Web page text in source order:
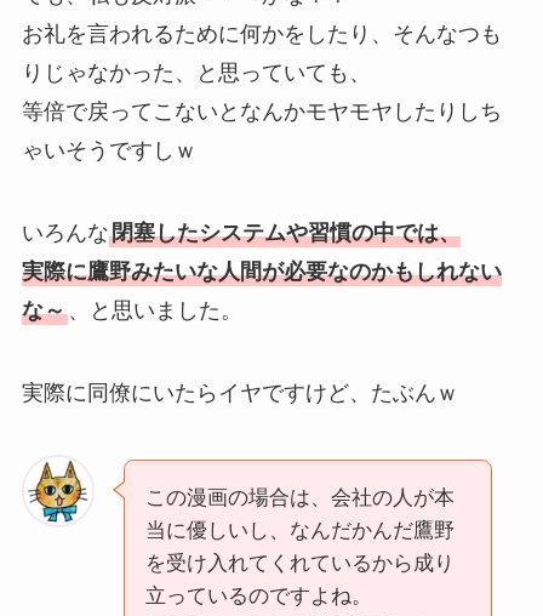
お礼を言われるために何かをしたり、そんなつも
りじゃなかった、と思っていても、
等倍で戻ってこないとなんかモヤモヤしたりしち
ゃいそうですしｗ
いろんな閉塞したシステムや習慣の中では、
実際に鷹野みたいな人間が必要なのかもしれない
な～、と思いました。
実際に同僚にいたらイヤですけど、たぶんｗ
この漫画の場合は、会社の人が本
当に優しいし、なんだかんだ鷹野
を受け入れてくれているから成り
立っているのですよね。